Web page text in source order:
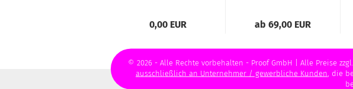
0,00 EUR ab 69,00 EUR
© 2026 - Alle Rechte vorbehalten - Proof GmbH | Alle Preise
ausschließlich an Unternehmer / gewerbliche Kunden , die